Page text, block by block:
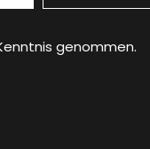
genommen.